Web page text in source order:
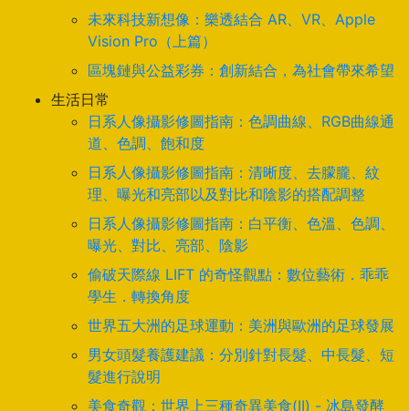
未來科技新想像：樂透結合 AR、VR、Apple
Vision Pro（上篇）
區塊鏈與公益彩券：創新結合，為社會帶來希望
生活日常
日系人像攝影修圖指南：色調曲線、RGB曲線通
道、色調、飽和度
日系人像攝影修圖指南：清晰度、去朦朧、紋
理、曝光和亮部以及對比和陰影的搭配調整
日系人像攝影修圖指南：白平衡、色溫、色調、
曝光、對比、亮部、陰影
偷破天際線 LIFT 的奇怪觀點：數位藝術．乖乖
學生．轉換角度
世界五大洲的足球運動：美洲與歐洲的足球發展
男女頭髮養護建議：分別針對長髮、中長髮、短
髮進行說明
美食奇觀：世界上三種奇異美食(II) - 冰島發酵